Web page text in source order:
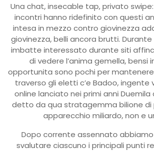
Una chat, insecable tap, privato
incontri hanno ridefinito con questi
intesa in mezzo contro giovinezza
giovinezza, belli ancora brutti.
imbatte interessato durante siti
di vedere l’anima gemella, bensi
opportunita sono pochi per mantenere
traverso gli eletti c’e Badoo, ingente
online lanciato nei primi anni Duemila
detto da qua stratagemma bilione di
apparecchio miliardo, non e
Dopo corrente assennato
svalutare ciascuno i principali punti